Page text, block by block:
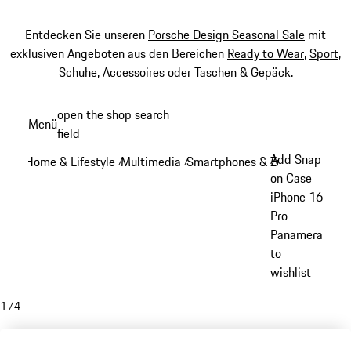
Entdecken Sie unseren Porsche Design Seasonal Sale mit
exklusiven Angeboten aus den Bereichen Ready to Wear,Sport,
Schuhe,AccessoiresoderTaschen & Gepäck.
Hauptinhalt
Menüopen the shop search
field
Home & Lifestyle /Multimedia /Smartphones & Zubehör/
Add Snap
on Case
iPhone 16
Pro
Panamera
to
wishlist
1 /4